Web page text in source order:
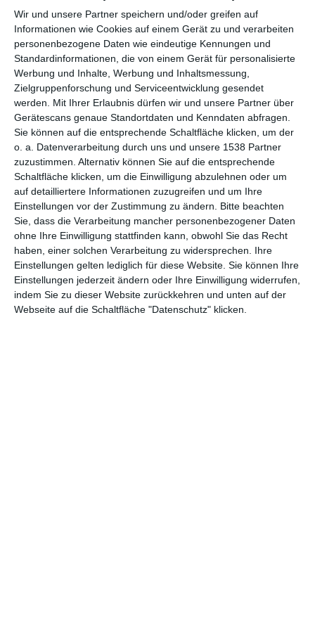
Wir und unsere Partner speichern und/oder greifen auf
Informationen wie Cookies auf einem Gerät zu und verarbeiten
personenbezogene Daten wie eindeutige Kennungen und
Standardinformationen, die von einem Gerät für personalisierte
Werbung und Inhalte, Werbung und Inhaltsmessung,
Zielgruppenforschung und Serviceentwicklung gesendet
werden.
Mit Ihrer Erlaubnis dürfen wir und unsere Partner über
Gerätescans genaue Standortdaten und Kenndaten abfragen.
Sie können auf die entsprechende Schaltfläche klicken, um der
o. a. Datenverarbeitung durch uns und unsere 1538 Partner
zuzustimmen. Alternativ können Sie auf die entsprechende
Schaltfläche klicken, um die Einwilligung abzulehnen oder um
auf detailliertere Informationen zuzugreifen und um Ihre
Einstellungen vor der Zustimmung zu ändern.
Bitte beachten
Sie, dass die Verarbeitung mancher personenbezogener Daten
ohne Ihre Einwilligung stattfinden kann, obwohl Sie das Recht
haben, einer solchen Verarbeitung zu widersprechen. Ihre
Einstellungen gelten lediglich für diese Website. Sie können Ihre
Einstellungen jederzeit ändern oder Ihre Einwilligung widerrufen,
indem Sie zu dieser Website zurückkehren und unten auf der
Webseite auf die Schaltfläche "Datenschutz" klicken.
Dunkelgrünes
Kinderzimmer
Zu den Favoriten hinzufügen
Kinderzimmer mit
hellbraunen Möbeln